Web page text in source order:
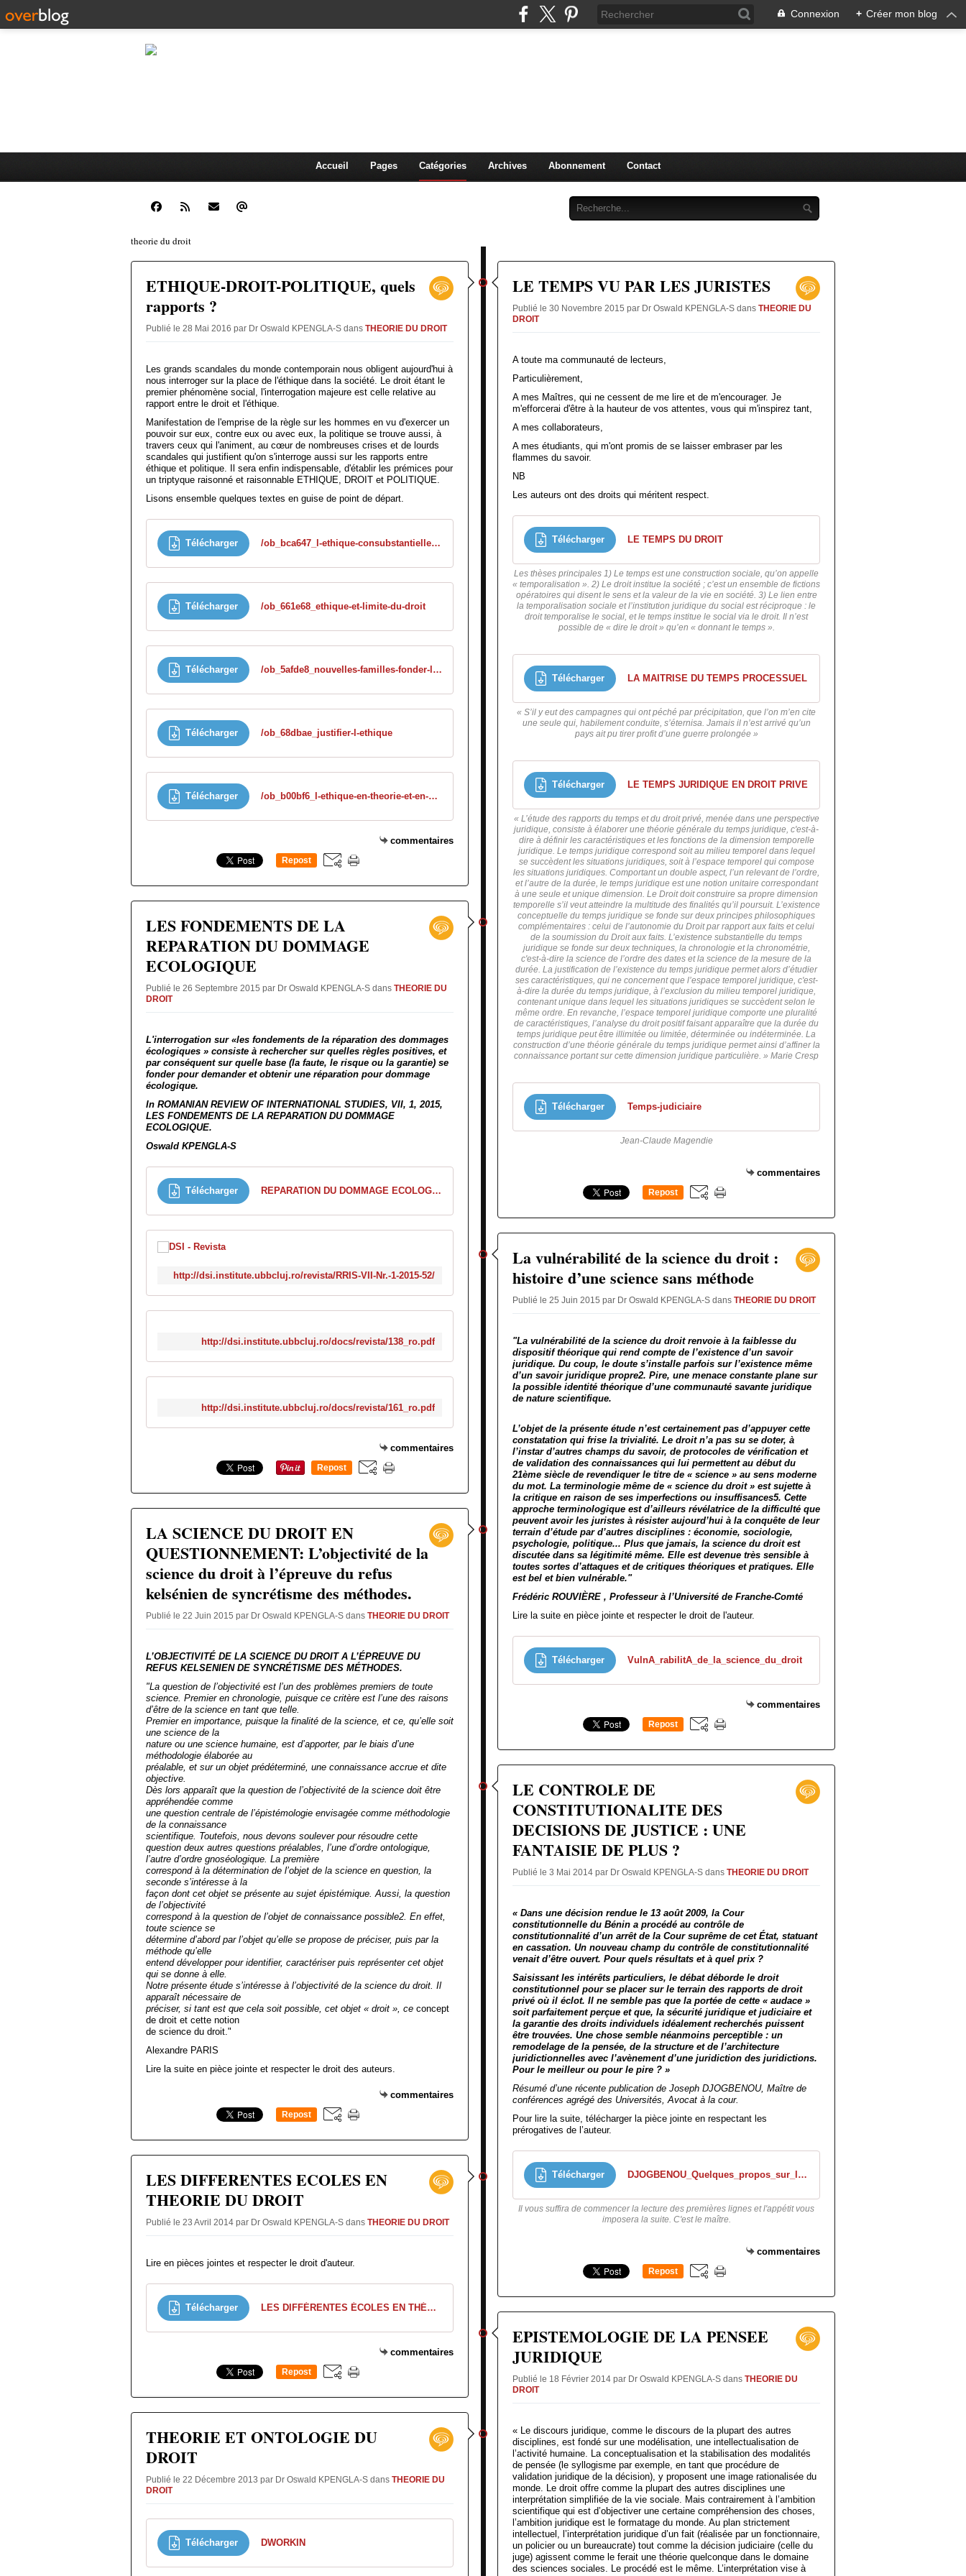
Connexion + Créer mon blog
Accueil Pages Catégories Archives Abonnement Contact
theorie du droit
ETHIQUE-DROIT-POLITIQUE, quels
rapports ?
Publié le 28 Mai 2016 par Dr Oswald KPENGLA-S dans THEORIE DU DROIT
Les grands scandales du monde contemporain nous obligent aujourd'hui à
nous interroger sur la place de l'éthique dans la société. Le droit étant le
premier phénomène social, l'interrogation majeure est celle relative au
rapport entre le droit et l'éthique.
Manifestation de l'emprise de la règle sur les hommes en vu d'exercer un
pouvoir sur eux, contre eux ou avec eux, la politique se trouve aussi, à
travers ceux qui l'animent, au cœur de nombreuses crises et de lourds
scandales qui justifient qu'on s'interroge aussi sur les rapports entre
éthique et politique. Il sera enfin indispensable, d'établir les prémices pour
un triptyque raisonné et raisonnable ETHIQUE, DROIT et POLITIQUE.
Lisons ensemble quelques textes en guise de point de départ.
Télécharger /ob_bca647_l-ethique-consubstantielle-au-droit
Télécharger /ob_661e68_ethique-et-limite-du-droit
Télécharger /ob_5afde8_nouvelles-familles-fonder-le-droit-de
Télécharger /ob_68dbae_justifier-l-ethique
Télécharger /ob_b00bf6_l-ethique-en-theorie-et-en-pratique
commentaires
Repost
LES FONDEMENTS DE LA
REPARATION DU DOMMAGE
ECOLOGIQUE
Publié le 26 Septembre 2015 par Dr Oswald KPENGLA-S dans THEORIE DU
DROIT
L'interrogation sur «les fondements de la réparation des dommages
écologiques » consiste à rechercher sur quelles règles positives, et
par conséquent sur quelle base (la faute, le risque ou la garantie) se
fonder pour demander et obtenir une réparation pour dommage
écologique.
In ROMANIAN REVIEW OF INTERNATIONAL STUDIES, VII, 1, 2015,
LES FONDEMENTS DE LA REPARATION DU DOMMAGE
ECOLOGIQUE.
Oswald KPENGLA-S
Télécharger REPARATION DU DOMMAGE ECOLOGIQUE
DSI - Revista
http://dsi.institute.ubbcluj.ro/revista/RRIS-VII-Nr.-1-2015-52/
http://dsi.institute.ubbcluj.ro/docs/revista/138_ro.pdf
http://dsi.institute.ubbcluj.ro/docs/revista/161_ro.pdf
commentaires
Repost
LA SCIENCE DU DROIT EN
QUESTIONNEMENT: L’objectivité de la
science du droit à l’épreuve du refus
kelsénien de syncrétisme des méthodes.
Publié le 22 Juin 2015 par Dr Oswald KPENGLA-S dans THEORIE DU DROIT
L’OBJECTIVITÉ DE LA SCIENCE DU DROIT A L’ÉPREUVE DU
REFUS KELSENIEN DE SYNCRÉTISME DES MÉTHODES.
"La question de l’objectivité est l’un des problèmes premiers de toute
science. Premier en chronologie, puisque ce critère est l’une des raisons
d’être de la science en tant que telle.
Premier en importance, puisque la finalité de la science, et ce, qu’elle soit
une science de la
nature ou une science humaine, est d’apporter, par le biais d’une
méthodologie élaborée au
préalable, et sur un objet prédéterminé, une connaissance accrue et dite
objective.
Dès lors apparaît que la question de l’objectivité de la science doit être
appréhendée comme
une question centrale de l’épistémologie envisagée comme méthodologie
de la connaissance
scientifique. Toutefois, nous devons soulever pour résoudre cette
question deux autres questions préalables, l’une d’ordre ontologique,
l’autre d’ordre gnoséologique. La première
correspond à la détermination de l’objet de la science en question, la
seconde s’intéresse à la
façon dont cet objet se présente au sujet épistémique. Aussi, la question
de l’objectivité
correspond à la question de l’objet de connaissance possible2. En effet,
toute science se
détermine d’abord par l’objet qu’elle se propose de préciser, puis par la
méthode qu’elle
entend développer pour identifier, caractériser puis représenter cet objet
qui se donne à elle.
Notre présente étude s’intéresse à l’objectivité de la science du droit. Il
apparaît nécessaire de
préciser, si tant est que cela soit possible, cet objet « droit », ce concept
de droit et cette notion
de science du droit."
Alexandre PARIS
Lire la suite en pièce jointe et respecter le droit des auteurs.
commentaires
Repost
LES DIFFERENTES ECOLES EN
THEORIE DU DROIT
Publié le 23 Avril 2014 par Dr Oswald KPENGLA-S dans THEORIE DU DROIT
Lire en pièces jointes et respecter le droit d'auteur.
Télécharger LES DIFFÉRENTES ÉCOLES EN THÉORIE DU DROIT BRUNET-
commentaires
Repost
THEORIE ET ONTOLOGIE DU
DROIT
Publié le 22 Décembre 2013 par Dr Oswald KPENGLA-S dans THEORIE DU
DROIT
Télécharger DWORKIN
LE TEMPS VU PAR LES JURISTES
Publié le 30 Novembre 2015 par Dr Oswald KPENGLA-S dans THEORIE DU
DROIT
A toute ma communauté de lecteurs,
Particulièrement,
A mes Maîtres, qui ne cessent de me lire et de m'encourager. Je
m'efforcerai d'être à la hauteur de vos attentes, vous qui m'inspirez tant,
A mes collaborateurs,
A mes étudiants, qui m'ont promis de se laisser embraser par les
flammes du savoir.
NB
Les auteurs ont des droits qui méritent respect.
Télécharger LE TEMPS DU DROIT
Les thèses principales 1) Le temps est une construction sociale, qu’on appelle
« temporalisation ». 2) Le droit institue la société ; c’est un ensemble de fictions
opératoires qui disent le sens et la valeur de la vie en société. 3) Le lien entre
la temporalisation sociale et l’institution juridique du social est réciproque : le
droit temporalise le social, et le temps institue le social via le droit. Il n’est
possible de « dire le droit » qu’en « donnant le temps ».
Télécharger LA MAITRISE DU TEMPS PROCESSUEL
« S’il y eut des campagnes qui ont péché par précipitation, que l’on m’en cite
une seule qui, habilement conduite, s’éternisa. Jamais il n’est arrivé qu’un
pays ait pu tirer profit d’une guerre prolongée »
Télécharger LE TEMPS JURIDIQUE EN DROIT PRIVE
« L’étude des rapports du temps et du droit privé, menée dans une perspective
juridique, consiste à élaborer une théorie générale du temps juridique, c'est-à-
dire à définir les caractéristiques et les fonctions de la dimension temporelle
juridique. Le temps juridique correspond soit au milieu temporel dans lequel
se succèdent les situations juridiques, soit à l’espace temporel qui compose
les situations juridiques. Comportant un double aspect, l’un relevant de l’ordre,
et l’autre de la durée, le temps juridique est une notion unitaire correspondant
à une seule et unique dimension. Le Droit doit construire sa propre dimension
temporelle s’il veut atteindre la multitude des finalités qu’il poursuit. L’existence
conceptuelle du temps juridique se fonde sur deux principes philosophiques
complémentaires : celui de l’autonomie du Droit par rapport aux faits et celui
de la soumission du Droit aux faits. L’existence substantielle du temps
juridique se fonde sur deux techniques, la chronologie et la chronométrie,
c'est-à-dire la science de l’ordre des dates et la science de la mesure de la
durée. La justification de l’existence du temps juridique permet alors d’étudier
ses caractéristiques, qui ne concernent que l’espace temporel juridique, c'est-
à-dire la durée du temps juridique, à l’exclusion du milieu temporel juridique,
contenant unique dans lequel les situations juridiques se succèdent selon le
même ordre. En revanche, l’espace temporel juridique comporte une pluralité
de caractéristiques, l’analyse du droit positif faisant apparaître que la durée du
temps juridique peut être illimitée ou limitée, déterminée ou indéterminée. La
construction d’une théorie générale du temps juridique permet ainsi d’affiner la
connaissance portant sur cette dimension juridique particulière. » Marie Cresp
Télécharger Temps-judiciaire
Jean-Claude Magendie
commentaires
Repost
La vulnérabilité de la science du droit :
histoire d’une science sans méthode
Publié le 25 Juin 2015 par Dr Oswald KPENGLA-S dans THEORIE DU DROIT
"La vulnérabilité de la science du droit renvoie à la faiblesse du
dispositif théorique qui rend compte de l’existence d’un savoir
juridique. Du coup, le doute s’installe parfois sur l’existence même
d’un savoir juridique propre2. Pire, une menace constante plane sur
la possible identité théorique d’une communauté savante juridique
de nature scientifique.
L’objet de la présente étude n’est certainement pas d’appuyer cette
constatation qui frise la trivialité. Le droit n’a pas su se doter, à
l’instar d’autres champs du savoir, de protocoles de vérification et
de validation des connaissances qui lui permettent au début du
21ème siècle de revendiquer le titre de « science » au sens moderne
du mot. La terminologie même de « science du droit » est sujette à
la critique en raison de ses imperfections ou insuffisances5. Cette
approche terminologique est d’ailleurs révélatrice de la difficulté que
peuvent avoir les juristes à résister aujourd’hui à la conquête de leur
terrain d’étude par d’autres disciplines : économie, sociologie,
psychologie, politique... Plus que jamais, la science du droit est
discutée dans sa légitimité même. Elle est devenue très sensible à
toutes sortes d’attaques et de critiques théoriques et pratiques. Elle
est bel et bien vulnérable."
Frédéric ROUVIÈRE , Professeur à l’Université de Franche-Comté
Lire la suite en pièce jointe et respecter le droit de l'auteur.
Télécharger VulnA_rabilitA_de_la_science_du_droit
commentaires
Repost
LE CONTROLE DE
CONSTITUTIONALITE DES
DECISIONS DE JUSTICE : UNE
FANTAISIE DE PLUS ?
Publié le 3 Mai 2014 par Dr Oswald KPENGLA-S dans THEORIE DU DROIT
« Dans une décision rendue le 13 août 2009, la Cour
constitutionnelle du Bénin a procédé au contrôle de
constitutionnalité d’un arrêt de la Cour suprême de cet État, statuant
en cassation. Un nouveau champ du contrôle de constitutionnalité
venait d’être ouvert. Pour quels résultats et à quel prix ?
Saisissant les intérêts particuliers, le débat déborde le droit
constitutionnel pour se placer sur le terrain des rapports de droit
privé où il éclot. Il ne semble pas que la portée de cette « audace »
soit parfaitement perçue et que, la sécurité juridique et judiciaire et
la garantie des droits individuels idéalement recherchés puissent
être trouvées. Une chose semble néanmoins perceptible : un
remodelage de la pensée, de la structure et de l’architecture
juridictionnelles avec l’avènement d’une juridiction des juridictions.
Pour le meilleur ou pour le pire ? »
Résumé d’une récente publication de Joseph DJOGBENOU, Maître de
conférences agrégé des Universités, Avocat à la cour.
Pour lire la suite, télécharger la pièce jointe en respectant les
prérogatives de l’auteur.
Télécharger DJOGBENOU_Quelques_propos_sur_le_controle_de_constitutio_nalite_des_decisions_de_justice_type_2_co-
Il vous suffira de commencer la lecture des premières lignes et l'appétit vous
imposera la suite. C'est le maître.
commentaires
Repost
EPISTEMOLOGIE DE LA PENSEE
JURIDIQUE
Publié le 18 Février 2014 par Dr Oswald KPENGLA-S dans THEORIE DU
DROIT
« Le discours juridique, comme le discours de la plupart des autres
disciplines, est fondé sur une modélisation, une intellectualisation de
l’activité humaine. La conceptualisation et la stabilisation des modalités
de pensée (le syllogisme par exemple, en tant que procédure de
validation juridique de la décision), y proposent une image rationalisée du
monde. Le droit offre comme la plupart des autres disciplines une
interprétation simplifiée de la vie sociale. Mais contrairement à l’ambition
scientifique qui est d’objectiver une certaine compréhension des choses,
l’ambition juridique est le formatage du monde. Au plan strictement
intellectuel, l’interprétation juridique d’un fait (réalisée par un fonctionnaire,
un policier ou un bureaucrate) tout comme la décision judiciaire (celle du
juge) agissent comme le ferait une théorie quelconque dans le domaine
des sciences sociales. Le procédé est le même. L’interprétation vise à